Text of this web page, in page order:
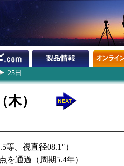
25日
木）
等、視直径08.1″）
を通過（周期5.4年）